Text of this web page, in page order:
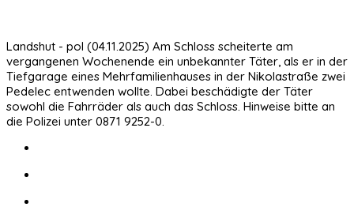
Landshut - pol (04.11.2025) Am Schloss scheiterte am
vergangenen Wochenende ein unbekannter Täter, als er in der
Tiefgarage eines Mehrfamilienhauses in der Nikolastraße zwei
Pedelec entwenden wollte. Dabei beschädigte der Täter
sowohl die Fahrräder als auch das Schloss. Hinweise bitte an
die Polizei unter 0871 9252-0.